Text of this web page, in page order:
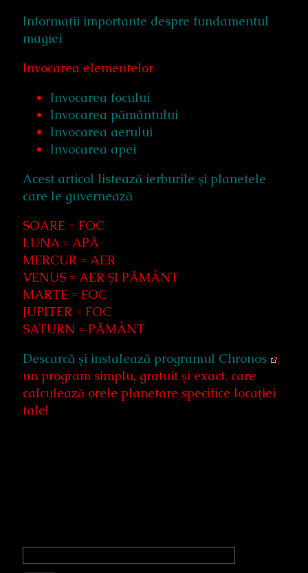
Informaţii importante despre fundamentul
magiei
Invocarea elementelor
Invocarea focului
Invocarea pământului
Invocarea aerului
Invocarea apei
Acest articol listează ierburile şi planetele
care le guvernează
SOARE = FOC
LUNA = APĂ
MERCUR = AER
VENUS = AER ŞI PĂMÂNT
MARTE = FOC
JUPITER = FOC
SATURN = PĂMÂNT
Descarcă şi instalează programul Chronos
,
un program simplu, gratuit şi exact, care
calculează orele planetare specifice locaţiei
tale!
Primary